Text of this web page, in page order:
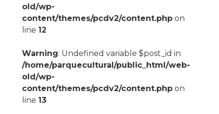
old/wp-
content/themes/pcdv2/content.phpon
line 12
Warning: Undefined variable $post_id in
/home/parquecultural/public_html/web-
old/wp-
content/themes/pcdv2/content.phpon
line 13